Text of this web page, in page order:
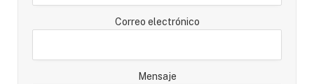
Correo electrónico
Mensaje